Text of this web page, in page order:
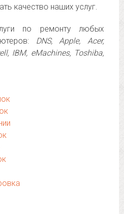
качество наших услуг.
по ремонту любых
DNS, Apple, Acer,
IBM, eMachines, Toshiba,